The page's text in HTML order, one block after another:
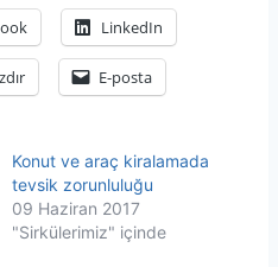
LinkedIn
E-posta
Konut ve araç kiralamada
tevsik zorunluluğu
09 Haziran 2017
"Sirkülerimiz" içinde